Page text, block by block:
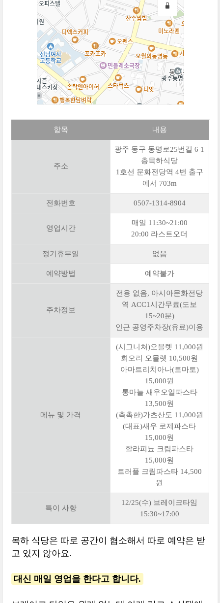
항목 내용
주소
광주 동구 동명로25번길 6 1
층목하식당
1호선 문화전당역 4번 출구
에서 703m
전화번호 0507-1314-8904
영업시간
매일 11:30~21:00
20:00 라스트오더
정기휴무일 없음
예약방법 예약불가
주차정보
전용 없음, 아시아문화전당
역 ACC1시간무료(도보
15~20분)
인근 공영주차장(유료)이용
메뉴 및 가격
(시그니쳐)오믈렛 11,000원
회오리 오믈렛 10,500원
아마트리치아나(토마토)
15,000원
통마늘 새우오일파스타
13,500원
(촉촉한)가츠산도 11,000원
(대표)새우 로제파스타
15,000원
할라피뇨 크림파스타
15,000원
트러플 크림파스타 14,500
원
특이 사항
12/25(수) 브레이크타임
15:30~17:00
목하 식당은 따로 공간이 협소해서 따로 예약은 받
고 있지 않아요.
대신 매일 영업을 한다고 합니다.